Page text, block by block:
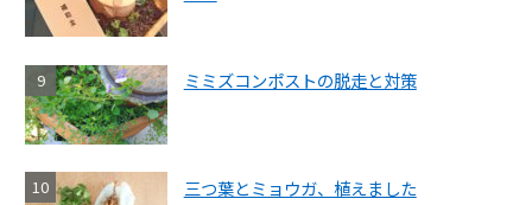
ミミズコンポストの脱走と対策
三つ葉とミョウガ、植えました